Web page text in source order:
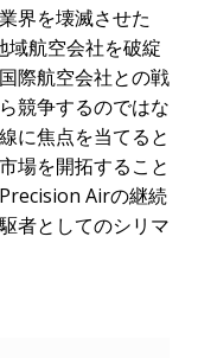
界を壊滅させた
域航空会社を破綻
際航空会社との戦
競争するのではな
に焦点を当てると
場を開拓すること
Airの継続
者としてのシリマ